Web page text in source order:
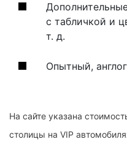
с табличкой и
т. д.
Опытный,
На сайте указана
столицы на VIP